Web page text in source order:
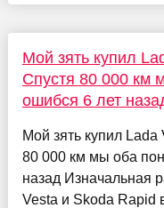
Мой зять купил
Спустя 80 000 км
ошибся 6 лет
Мой зять купил
80 000 км мы оба
назад Изначальная
Vesta и Skoda Rapid